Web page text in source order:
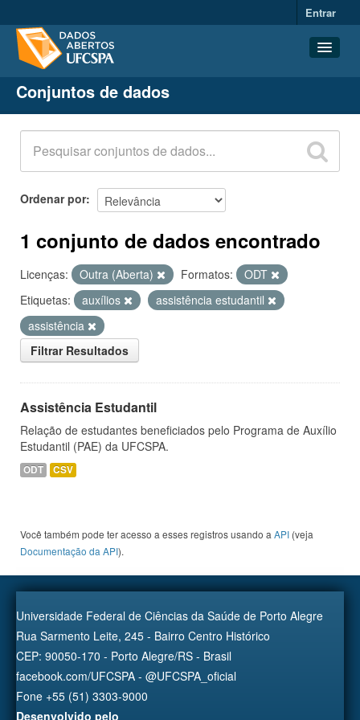
Entrar
Conjuntos de dados
Organizações
Grupos
Sobre
Conjuntos de dados
Ordenar por
1 conjunto de dados encontrado
Licenças: Outra (Aberta) Formatos:
ODT
Etiquetas:
auxílios
assistência estudantil
assistência
Filtrar Resultados
Assistência Estudantil
Relação de estudantes beneficiados pelo Programa de Auxílio
Estudantil (PAE) da UFCSPA.
ODT CSV
Você também pode ter acesso a esses registros usando a API (veja
Documentação da API).
Universidade Federal de Ciências da Saúde de Porto Alegre
Rua Sarmento Leite, 245 - Bairro Centro Histórico
CEP: 90050-170 - Porto Alegre/RS - Brasil
facebook.com/UFCSPA - @UFCSPA_oficial
Fone +55 (51) 3303-9000
Desenvolvido pelo